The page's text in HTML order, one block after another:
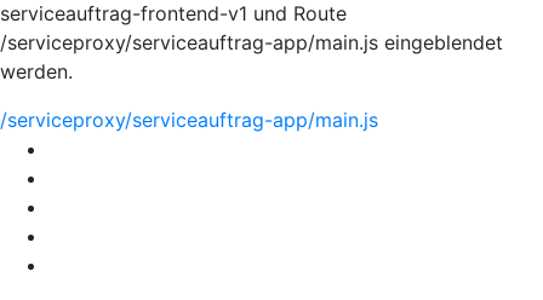
serviceauftrag-frontend-v1 und Route
/serviceproxy/serviceauftrag-app/main.js eingeblendet
werden.
/serviceproxy/serviceauftrag-app/main.js